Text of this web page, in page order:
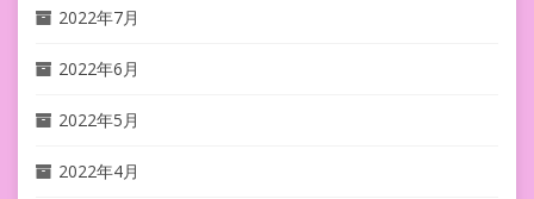
2022年7月
2022年6月
2022年5月
2022年4月